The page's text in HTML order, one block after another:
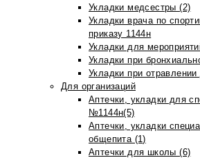
Укладки медсестры (2)
Укладки врача по
приказу 1144н
Укладки для
Укладки при
Укладки при
Для организаций
Аптечки, укладки для
№1144н(5)
Аптечки, укладки
общепита (1)
Аптечки для школы (6)